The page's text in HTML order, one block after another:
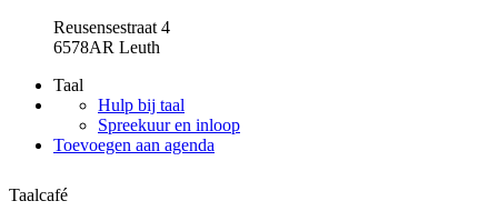
Reusensestraat 4
6578AR Leuth
Taal
Hulp bij taal
Spreekuur en inloop
Toevoegen aan agenda
Taalcafé